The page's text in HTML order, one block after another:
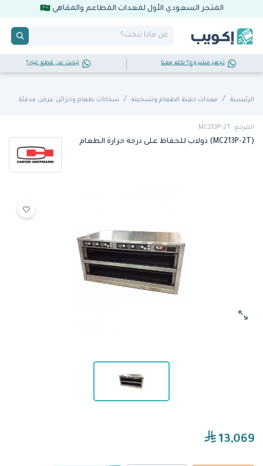
المتجر السعودي الأول لمعدات المطاعم والمقاهي
تجهز مشروع؟ تكلم معنا تبحث عن قطع غيار؟
الرئيسية معدات حفظ الطعام وتسخينه سخانات طعام وخزائن عرض مدفئة
المرجع: MC213P-2T
(MC213P-2T) دولاب للحفاظ على درجة حرارة الطعام
13,069